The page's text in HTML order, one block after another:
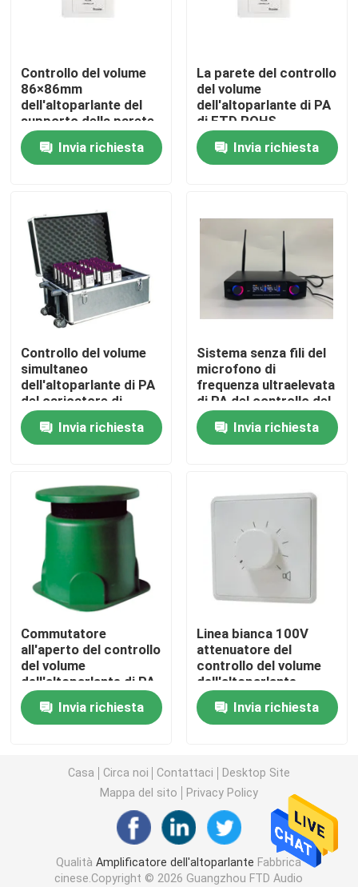
Prodotti
Video
Circa noi
Giro della fabbrica
Controllo di qualità
Contattici
Notizie
Amplificatore dell'altoparlante
Altoparlanti dell'altoparlante
Amplificatore di potenza della classe D
Audio amplificatore della matrice
Linea altoparlante della colonna di matrice
Sistema dell'evacuazione di voce
Audio lettore DVD
Controllo del volume
86×86mm
dell'altoparlante del
supporto della parete
dell'altoparlante
resistenti alle
intemperie
Invia richiesta
La parete del controllo
del volume
dell'altoparlante di PA
di FTD ROHS
commuta l'ABS
protetto UVInvia richiesta
Controllo del volume
simultaneo
dell'altoparlante di PA
del caricatore di
System Audio Battery
dell'interprete di
AC220V 115V
Invia richiesta
Sistema senza fili del
microfono di
frequenza ultraelevata
di PA del controllo del
volume professionale
dell'altoparlante con
l'altoparlante di
Invia richiesta
Commutatore
all'aperto del controllo
del volume
dell'altoparlante di PA
di IP66 30W per
l'altoparlante del
giardino
Invia richiesta
Linea bianca 100V
attenuatore del
controllo del volume
dell'altoparlante
dell'ABS 6W 100V
dell'altoparlante
Invia richiesta
Casa Circa noi Contattaci
Desktop Site
Mappa del sito
Privacy Policy
QualitàAmplificatore dell'altoparlante Fabbrica
cinese.Copyright © 2026 Guangzhou FTD Audio